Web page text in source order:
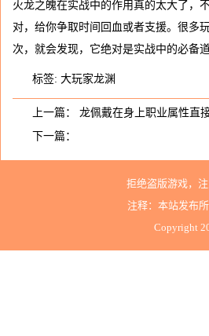
火龙之魄在实战中的作用真的太大了，
对，给你争取时间回血或者支援。很多
次，就会发现，它绝对是实战中的必备
标签: 大玩家龙渊
上一篇： 龙佩戴在身上职业属性直
下一篇：
拒绝盗版游戏，
注释：本站发布
Copyright